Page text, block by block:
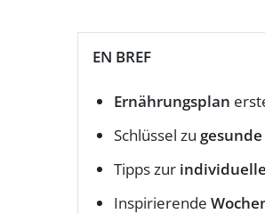
EN BREF
Ernährungsplan
Schlüssel zu
Tipps zur
Inspirierende